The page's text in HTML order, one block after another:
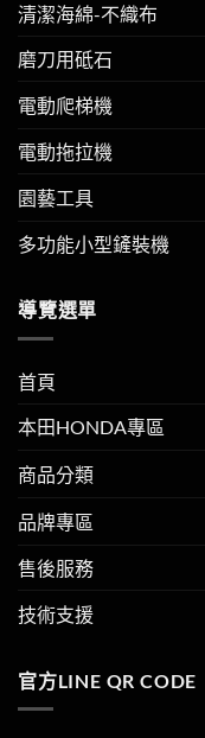
清潔海綿-不織布
磨刀用砥石
電動爬梯機
電動拖拉機
園藝工具
多功能小型鏟裝機
導覽選單
首頁
本田HONDA專區
商品分類
品牌專區
售後服務
技術支援
官方LINE QR CODE